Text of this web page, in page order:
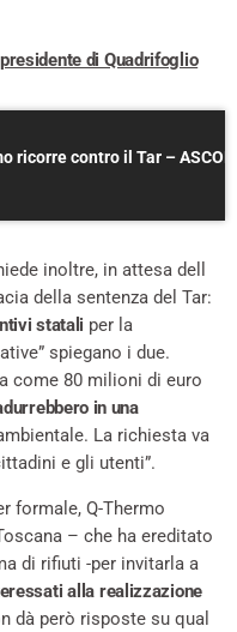
di Quadrifoglio
inoltre, in attesa dell
della sentenza del Tar:
statali per la
spiegano i due.
come 80 milioni di euro
in una
La richiesta va
e gli utenti”.
formale, Q-Thermo
– che ha ereditato
di rifiuti -per invitarla a
alla realizzazione
dà però risposte su qual